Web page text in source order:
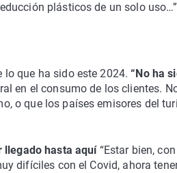
plásticos de un solo uso…”
lo que ha sido este 2024.“No ha
en el consumo de los clientes.
o que los países emisores del
llegado hasta aquí“Estar bien,
difíciles con el Covid, ahora